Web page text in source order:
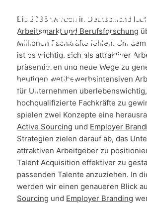
Employer
Der Schlüssel zur
erfolgreichen
Acquisition
Bis 2035 werden in Deutschland
Arbeitsmarkt und Berufsforschung
Millionen Fachkräfte fehlen. Um
ist es wichtig, sich als attraktiver
präsentieren und neue Wege zu
heutigen wettbewerbsintensiven
für Unternehmen überlebenswichtig,
hochqualifizierte Fachkräfte zu
spielen zwei Konzepte eine
Active Sourcing und Employer
Strategien zielen darauf ab, das
attraktiven Arbeitgeber zu
Talent Acquisition effektiver zu
passenden Talente anzuziehen. In
werden wir einen genaueren Blick
Sourcing und Employer Branding